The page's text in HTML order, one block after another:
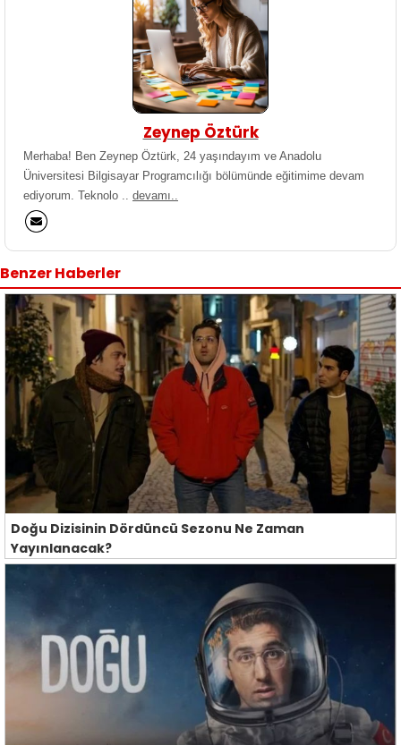
Zeynep Öztürk
Merhaba! Ben Zeynep Öztürk, 24 yaşındayım ve Anadolu
Üniversitesi Bilgisayar Programcılığı bölümünde eğitimime devam
ediyorum. Teknolo .. devamı..
Benzer Haberler
Doğu Dizisinin Dördüncü Sezonu Ne Zaman
Yayınlanacak?